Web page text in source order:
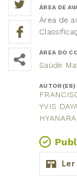
ÁREA DE
Área de
ÁREA DO
Saúde
AUTOR(ES)
YVIS